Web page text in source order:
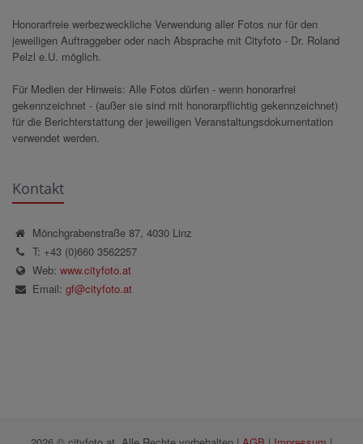
Honorarfreie werbezweckliche Verwendung aller Fotos nur für den
jeweiligen Auftraggeber oder nach Absprache mit Cityfoto - Dr. Roland
Pelzl e.U. möglich.
Für Medien der Hinweis: Alle Fotos dürfen - wenn honorarfrei
gekennzeichnet - (außer sie sind mit honorarpflichtig gekennzeichnet)
für die Berichterstattung der jeweiligen Veranstaltungsdokumentation
verwendet werden.
Kontakt
Mönchgrabenstraße 87, 4030 Linz
T: +43 (0)660 3562257
Web: www.cityfoto.at
Email: gf@cityfoto.at